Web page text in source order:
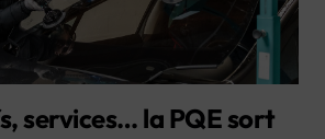
services… la PQE sort